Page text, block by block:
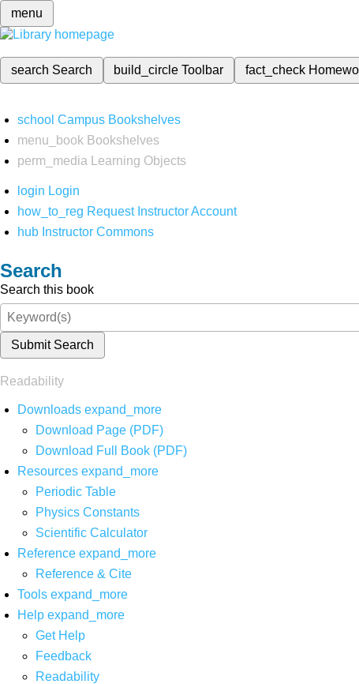
menu
search Search build_circleToolbar fact_check
school Campus Bookshelves
menu_book Bookshelves
perm_media
Learning Objects
login Login
how_to_reg Request Instructor Account
hub Instructor Commons
Search
Search this book
Submit Search
Readability
Downloads expand_more
Download Page (PDF)
Download Full Book (PDF)
Resources expand_more
Periodic Table
Physics Constants
Scientific Calculator
Reference expand_more
Reference & Cite
Tools expand_more
Help expand_more
Get Help
Feedback
Readability